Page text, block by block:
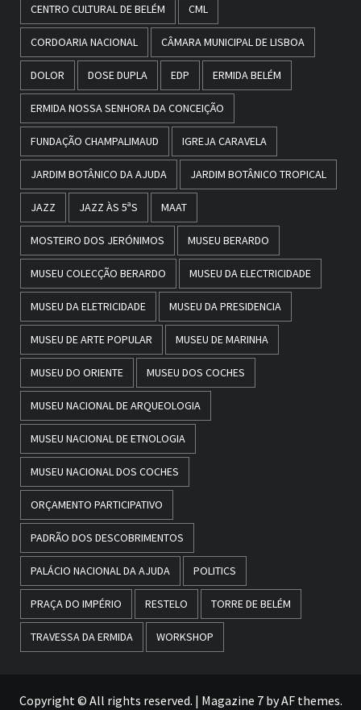
CENTRO CULTURAL DE BELÉM CML
CORDOARIA NACIONAL CÂMARA MUNICIPAL DE LISBOA
DOLOR DOSE DUPLA EDP ERMIDA BELÉM
ERMIDA NOSSA SENHORA DA CONCEIÇÃO
FUNDAÇÃO CHAMPALIMAUD IGREJA CARAVELA
JARDIM BOTÂNICO DA AJUDA JARDIM BOTÂNICO TROPICAL
JAZZ JAZZ ÀS 5ªS MAAT
MOSTEIRO DOS JERÓNIMOS MUSEU BERARDO
MUSEU COLECÇÃO BERARDO MUSEU DA ELECTRICIDADE
MUSEU DA ELETRICIDADE MUSEU DA PRESIDENCIA
MUSEU DE ARTE POPULAR MUSEU DE MARINHA
MUSEU DO ORIENTE MUSEU DOS COCHES
MUSEU NACIONAL DE ARQUEOLOGIA
MUSEU NACIONAL DE ETNOLOGIA
MUSEU NACIONAL DOS COCHES
ORÇAMENTO PARTICIPATIVO
PADRÃO DOS DESCOBRIMENTOS
PALÁCIO NACIONAL DA AJUDA POLITICS
PRAÇA DO IMPÉRIO RESTELO TORRE DE BELÉM
TRAVESSA DA ERMIDA WORKSHOP
Copyright © All rights reserved. | Magazine 7by AF themes.